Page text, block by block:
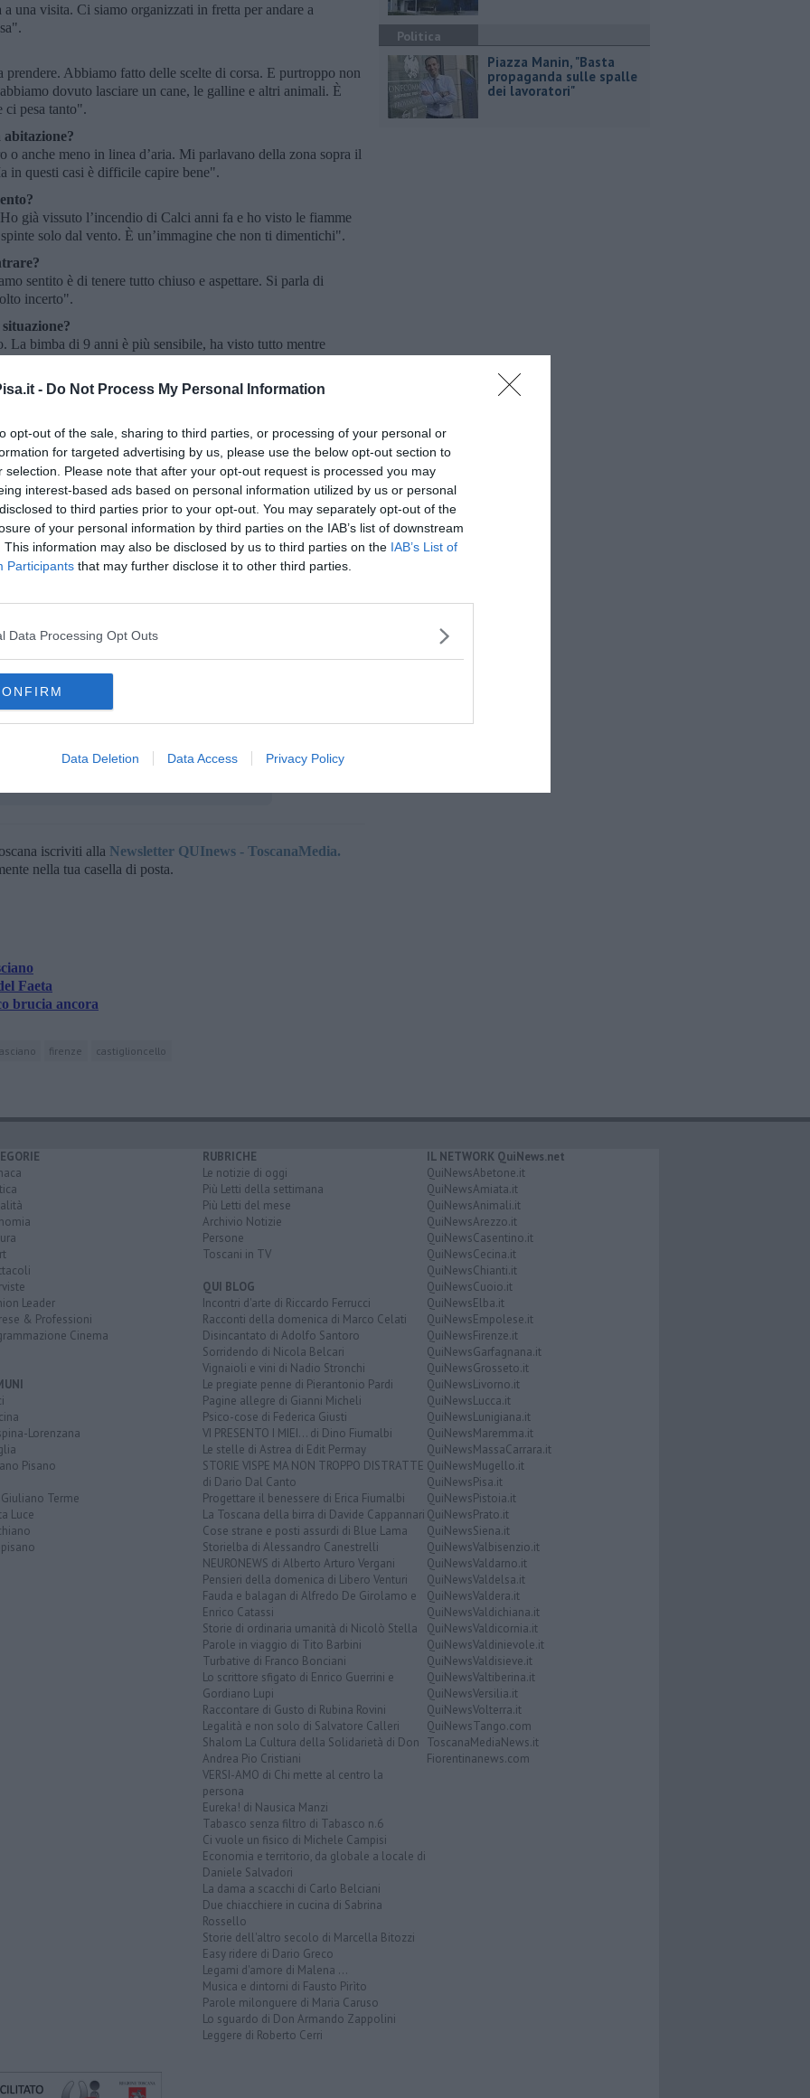
- Do Not Process My Personal Information
opt-out of the sale, sharing to third parties, or processing of your personal or
for targeted advertising by us, please use the below opt-out section to
selection. Please note that after your opt-out request is processed you may
interest-based ads based on personal information utilized by us or personal
to third parties prior to your opt-out. You may separately opt-out of the
of your personal information by third parties on the IAB’s list of downstream
This information may also be disclosed by us to third parties on the IAB’s List of
Participants that may further disclose it to other third parties.
Data Processing Opt Outs
Data Deletion Data Access Privacy Policy
una visita. Ci siamo organizzati in fretta per andare a
prendere. Abbiamo fatto delle scelte di corsa. E purtroppo non
dovuto lasciare un cane, le galline e altri animali. È
ci pesa tanto".
anche meno in linea d’aria. Mi parlavano della zona sopra il
in questi casi è difficile capire bene".
già vissuto l’incendio di Calci anni fa e ho visto le fiamme
solo dal vento. È un’immagine che non ti dimentichi".
sentito è di tenere tutto chiuso e aspettare. Si parla di
incerto".
La bimba di 9 anni è più sensibile, ha visto tutto mentre
andavamo via. Anche a scuola c’è stata confusione, molti
fiamme?
neanche in macchina, con tutto chiuso. Poi abbiamo sentito
succederà. Adesso pensi alla casa, agli animali rimasti lì, a
fanno avvicinare, per recuperare qualcosa, almeno dai
passare".
aspettare e fidarci di chi sta lavorando. Nel mondo in cui
quantità di solidarietà ricevuta. Almeno una trentina di
a Castiglioncello, più altre che chiedevano come dare una
Sapere che siamo ancora umani ai giorni nostri credo sia un
notte buia.".
iscriviti alla Newsletter QUInews - ToscanaMedia.
nella tua casella di posta.
Faeta
brucia ancora
asciano firenze castiglioncello
Politica
Piazza Manin, "Basta
propaganda sulle spalle
dei lavoratori"
Leader
& Professioni
Cinema
Lorenzana
Pisano
Giuliano Terme
Luce
RUBRICHE
Le notizie di oggi
Più Letti della settimana
Più Letti del mese
Archivio Notizie
Persone
Toscani in TV
QUI BLOG
Incontri d'arte di Riccardo Ferrucci
Racconti della domenica di Marco Celati
Disincantato di Adolfo Santoro
Sorridendo di Nicola Belcari
Vignaioli e vini di Nadio Stronchi
Le pregiate penne di Pierantonio Pardi
Pagine allegre di Gianni Micheli
Psico-cose di Federica Giusti
VI PRESENTO I MIEI... di Dino Fiumalbi
Le stelle di Astrea di Edit Permay
STORIE VISPE MA NON TROPPO DISTRATTE
di Dario Dal Canto
Progettare il benessere di Erica Fiumalbi
La Toscana della birra di Davide Cappannari
Cose strane e posti assurdi di Blue Lama
Storielba di Alessandro Canestrelli
NEURONEWS di Alberto Arturo Vergani
Pensieri della domenica di Libero Venturi
Fauda e balagan di Alfredo De Girolamo e
Enrico Catassi
Storie di ordinaria umanità di Nicolò Stella
Parole in viaggio di Tito Barbini
Turbative di Franco Bonciani
Lo scrittore sfigato di Enrico Guerrini e
Gordiano Lupi
Raccontare di Gusto di Rubina Rovini
Legalità e non solo di Salvatore Calleri
Shalom La Cultura della Solidarietà di Don
Andrea Pio Cristiani
VERSI-AMO di Chi mette al centro la
persona
Eureka! di Nausica Manzi
Tabasco senza filtro di Tabasco n.6
Ci vuole un fisico di Michele Campisi
Economia e territorio, da globale a locale di
Daniele Salvadori
La dama a scacchi di Carlo Belciani
Due chiacchiere in cucina di Sabrina
Rossello
Storie dell'altro secolo di Marcella Bitozzi
Easy ridere di Dario Greco
Legami d'amore di Malena ...
Musica e dintorni di Fausto Pirìto
Parole milonguere di Maria Caruso
Lo sguardo di Don Armando Zappolini
Leggere di Roberto Cerri
IL NETWORK QuiNews.net
QuiNewsAbetone.it
QuiNewsAmiata.it
QuiNewsAnimali.it
QuiNewsArezzo.it
QuiNewsCasentino.it
QuiNewsCecina.it
QuiNewsChianti.it
QuiNewsCuoio.it
QuiNewsElba.it
QuiNewsEmpolese.it
QuiNewsFirenze.it
QuiNewsGarfagnana.it
QuiNewsGrosseto.it
QuiNewsLivorno.it
QuiNewsLucca.it
QuiNewsLunigiana.it
QuiNewsMaremma.it
QuiNewsMassaCarrara.it
QuiNewsMugello.it
QuiNewsPisa.it
QuiNewsPistoia.it
QuiNewsPrato.it
QuiNewsSiena.it
QuiNewsValbisenzio.it
QuiNewsValdarno.it
QuiNewsValdelsa.it
QuiNewsValdera.it
QuiNewsValdichiana.it
QuiNewsValdicornia.it
QuiNewsValdinievole.it
QuiNewsValdisieve.it
QuiNewsValtiberina.it
QuiNewsVersilia.it
QuiNewsVolterra.it
QuiNewsTango.com
ToscanaMediaNews.it
Fiorentinanews.com